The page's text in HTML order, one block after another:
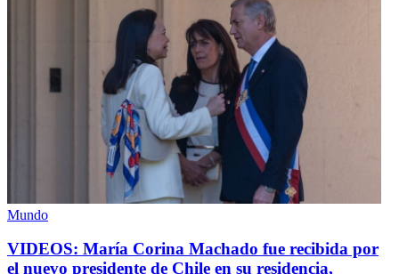
Mundo
VIDEOS: María Corina Machado fue recibida por
el nuevo presidente de Chile en su residencia,